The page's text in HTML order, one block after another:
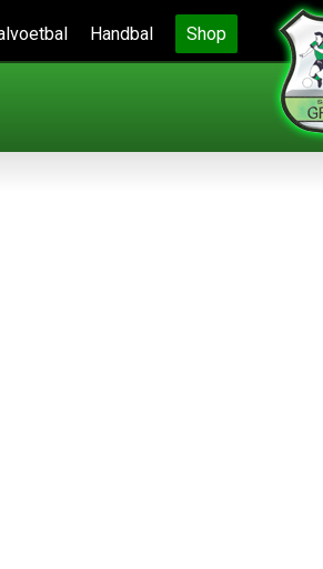
Handbal Shop